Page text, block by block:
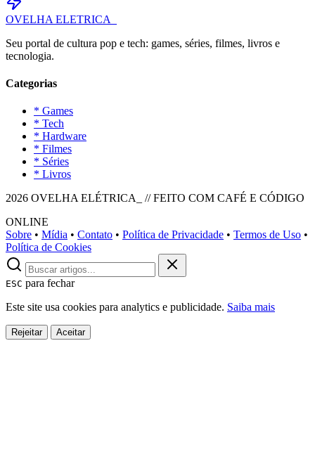
OVELHA ELETRICA_
Seu portal de cultura pop e tech: games, séries, filmes, livros e
tecnologia.
Categorias
* Games
* Tech
* Hardware
* Filmes
* Séries
* Livros
2026 OVELHA ELÉTRICA_ // FEITO COM CAFÉ E CÓDIGO
ONLINE
Sobre • Mídia • Contato • Política de Privacidade • Termos de Uso •
Política de Cookies
ESC para fechar
Este site usa cookies para analytics e publicidade. Saiba mais
Rejeitar Aceitar